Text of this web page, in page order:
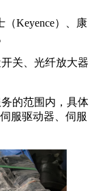
（Keyence）、康
关、光纤放大器
的范围内，具体
服驱动器、伺服